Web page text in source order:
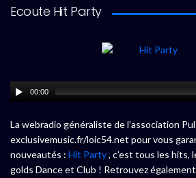
Ecoute Hit Party
00:00
La webradio généraliste de l’association
exclusivemusic.fr/loic54.net pour vous
nouveautés : Hit Party, c’est tous les hits,
golds Dance et Club ! Retrouvez également